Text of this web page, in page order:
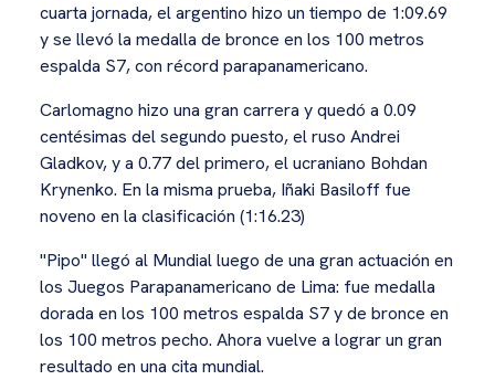
cuarta jornada, el argentino hizo un tiempo de 1:09.69
y se llevó la medalla de bronce en los 100 metros
espalda S7, con récord parapanamericano.
Carlomagno hizo una gran carrera y quedó a 0.09
centésimas del segundo puesto, el ruso Andrei
Gladkov, y a 0.77 del primero, el ucraniano Bohdan
Krynenko. En la misma prueba, Iñaki Basiloff fue
noveno en la clasificación (1:16.23)
"Pipo" llegó al Mundial luego de una gran actuación en
los Juegos Parapanamericano de Lima: fue medalla
dorada en los 100 metros espalda S7 y de bronce en
los 100 metros pecho. Ahora vuelve a lograr un gran
resultado en una cita mundial.